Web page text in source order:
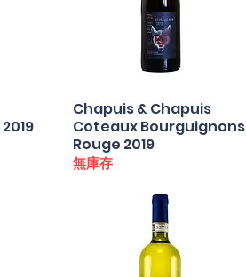
快速瀏覽
Chapuis & Chapuis
Coteaux Bourguignons
Rouge 2019
無庫存